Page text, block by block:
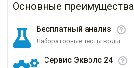
Основные преимущества
Бесплатный анализ
Лабораторные тесты воды
Сервис Экволс 24